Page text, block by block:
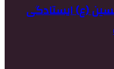
(ع) ایستادگی